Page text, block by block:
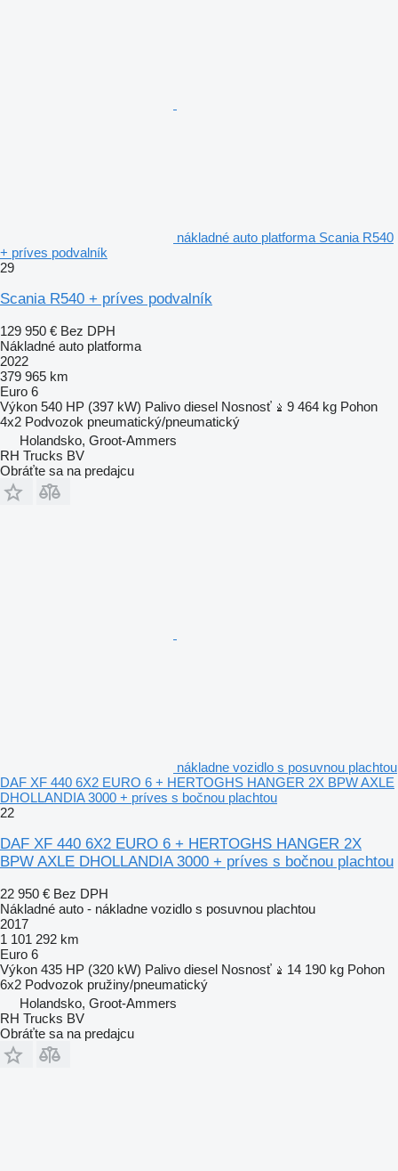
nákladné auto platforma Scania R540
+ príves podvalník
29
Scania R540 + príves podvalník
129 950 € Bez DPH
Nákladné auto platforma
2022
379 965 km
Euro 6
Výkon 540 HP (397 kW) Palivo diesel Nosnosť 9 464 kg Pohon
4x2 Podvozok pneumatický/pneumatický
Holandsko, Groot-Ammers
RH Trucks BV
Obráťte sa na predajcu
nákladne vozidlo s posuvnou plachtou
DAF XF 440 6X2 EURO 6 + HERTOGHS HANGER 2X BPW AXLE
DHOLLANDIA 3000 + príves s bočnou plachtou
22
DAF XF 440 6X2 EURO 6 + HERTOGHS HANGER 2X
BPW AXLE DHOLLANDIA 3000 + príves s bočnou plachtou
22 950 € Bez DPH
Nákladné auto - nákladne vozidlo s posuvnou plachtou
2017
1 101 292 km
Euro 6
Výkon 435 HP (320 kW) Palivo diesel Nosnosť 14 190 kg Pohon
6x2 Podvozok pružiny/pneumatický
Holandsko, Groot-Ammers
RH Trucks BV
Obráťte sa na predajcu